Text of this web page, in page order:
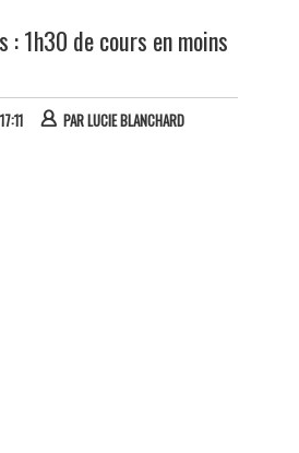
: 1h30 de cours en moins
PARLUCIE BLANCHARD